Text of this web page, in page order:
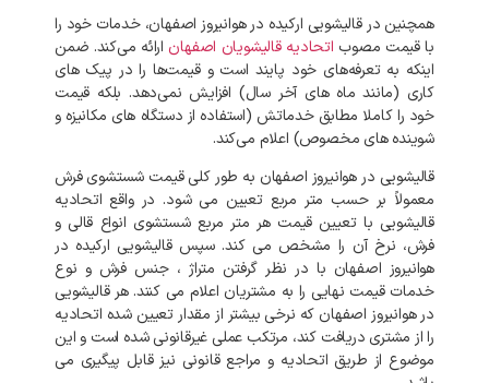
همچنین در قالیشویی ارکیده در هوانیروز اصفهان، خدمات خود را
با قیمت مصوب اتحادیه قالیشویان اصفهان ارائه می‌کند. ضمن
اینکه به تعرفه‌های خود پایند است و قیمت‌ها را در پیک‌ های
کاری (مانند ماه‌ های آخر سال) افزایش نمی‌دهد. بلکه قیمت
خود را کاملا مطابق خدماتش (استفاده از دستگاه های مکانیزه و
شوینده‌ های مخصوص) اعلام می‌کند.
قالیشویی در هوانیروز اصفهان به طور کلی قیمت شستشوی فرش
معمولاً بر حسب متر مربع تعیین می شود. در واقع اتحادیه
قالیشویی با تعیین قیمت هر متر مربع شستشوی انواع قالی و
فرش، نرخ آن را مشخص می کند. سپس قالیشویی ارکیده در
هوانیروز اصفهان با در نظر گرفتن متراژ ، جنس فرش و نوع
خدمات قیمت نهایی را به مشتریان اعلام می کنند. هر قالیشویی
در هوانیروز اصفهان که نرخی بیشتر از مقدار تعیین شده اتحادیه
را از مشتری دریافت کند، مرتکب عملی غیرقانونی شده است و این
موضوع از طریق اتحادیه و مراجع قانونی نیز قابل پیگیری می